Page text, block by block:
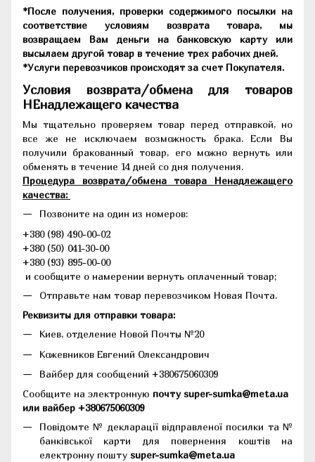
*После получения, проверки содержимого посылки на
соответствие условиям возврата товара, мы
возвращаем Вам деньги на банковскую карту или
высылаем другой товар в течение трех рабочих дней.
*Услуги перевозчиков происходят за счет Покупателя.
Условия возврата/обмена для товаров
НЕнадлежащего качества
Мы тщательно проверяем товар перед отправкой, но
все же не исключаем возможность брака. Если Вы
получили бракованный товар, его можно вернуть или
обменять в течение 14 дней со дня получения.
Процедура возврата/обмена товара Ненадлежащего
качества:
Позвоните на один из номеров:
+380 (98) 490-00-02
+380 (50) 041-30-00
+380 (93) 895-00-00
и сообщите о намерении вернуть оплаченный товар;
Отправьте нам товар перевозчиком Новая Почта.
Реквизиты для отправки товара:
Киев, отделение Новой Почты №20
Кожевников Евгений Олександрович
Вайбер для сообщений +380675060309
Сообщите на электронную почту super-sumka@meta.ua
или вайбер +380675060309
Повідомте № декларації відправленої посилки та №
банківської карти для повернення коштів на
електронну пошту super-sumka@meta.ua